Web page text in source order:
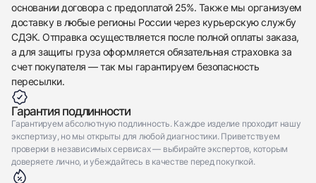
основании договора с предоплатой 25%. Также мы организуем
доставку в любые регионы России через курьерскую службу
СДЭК. Отправка осуществляется после полной оплаты заказа,
а для защиты груза оформляется обязательная страховка за
счет покупателя — так мы гарантируем безопасность
пересылки.
Гарантия подлинности
Гарантируем абсолютную подлинность. Каждое изделие проходит нашу
экспертизу, но мы открыты для любой диагностики. Приветствуем
проверки в независимых сервисах — выбирайте экспертов, которым
доверяете лично, и убеждайтесь в качестве перед покупкой.